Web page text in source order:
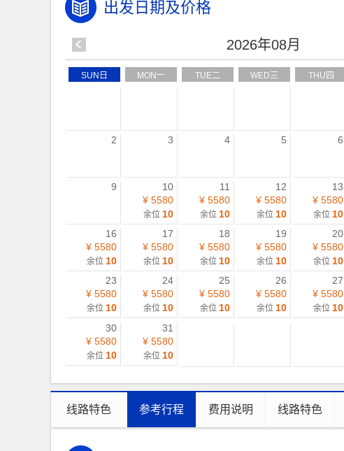
出发日期及价格
2026年08月
SUN日 MON一 TUE二 WED三 THU四
2 3 4 5 6
9
10
¥ 5580
余位 10
11
¥ 5580
余位 10
12
¥ 5580
余位 10
13
¥ 5580
余位 10
16
¥ 5580
余位 10
17
¥ 5580
余位 10
18
¥ 5580
余位 10
19
¥ 5580
余位 10
20
¥ 5580
余位 10
23
¥ 5580
余位 10
24
¥ 5580
余位 10
25
¥ 5580
余位 10
26
¥ 5580
余位 10
27
¥ 5580
余位 10
30
¥ 5580
余位 10
31
¥ 5580
余位 10
线路特色 参考行程 费用说明 线路特色